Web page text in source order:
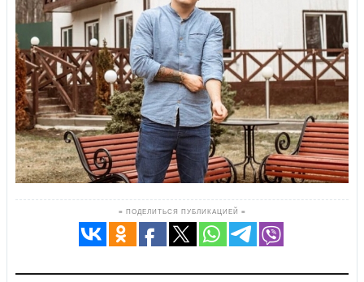
≡ ПОДЕЛИТЬСЯ ПУБЛИКАЦИЕЙ ≡